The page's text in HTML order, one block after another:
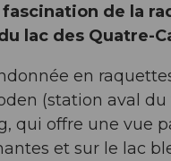
fascination de la
lac des Quatre-
en
(station aval
qui offre une vue
et sur le lac